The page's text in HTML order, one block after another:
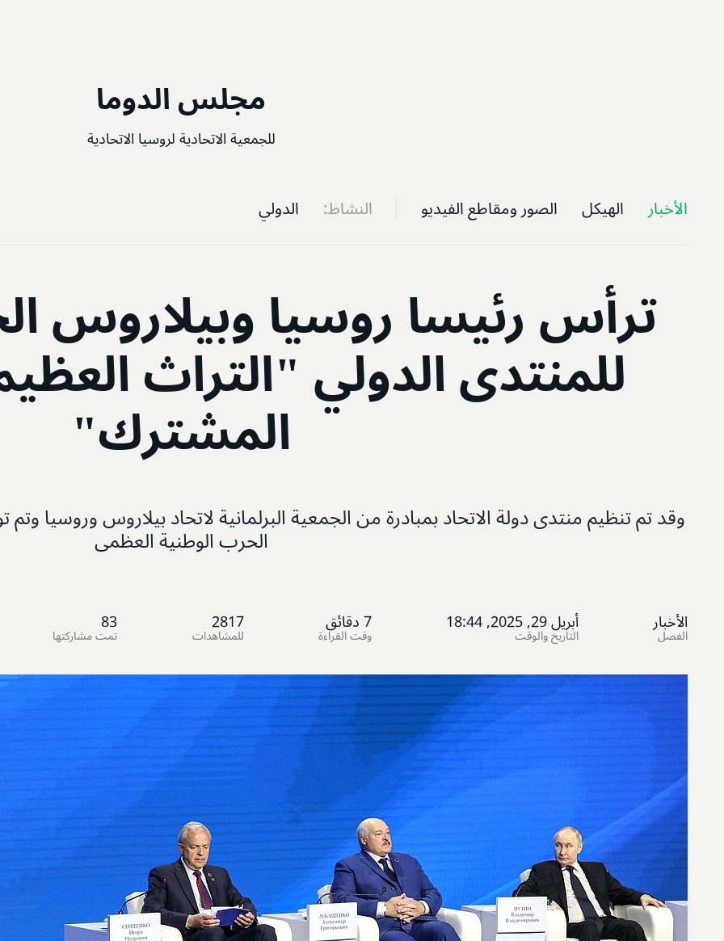
مجلس الدوما
للجمعية الاتحادية لروسيا الاتحادية
الأخبار الهيكل الصور ومقاطع الفيديو النشاط الدولي
ترأس رئيسا روسيا وبيلاروس
للمنتدى الدولي "التراث
المشترك"
وقد تم تنظيم منتدى دولة الاتحاد بمبادرة من الجمعية البرلمانية لاتحاد بيلاروس وروسيا
الحرب الوطنية العظمى
الأخبار
الفصل أبريل 29, 2025, 18:44
التاريخ والوقت 7دقائق
وقت القراءة 2817
للمشاهدات 83
تمت مشاركتها